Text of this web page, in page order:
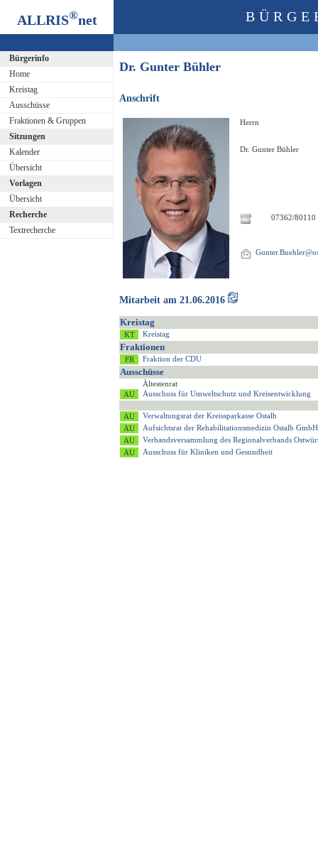
ALLRIS®net
Bürgerinfo
Home
Kreistag
Ausschüsse
Fraktionen & Gruppen
Sitzungen
Kalender
Übersicht
Vorlagen
Übersicht
Recherche
Textrecherche
Dr. Gunter Bühler
Anschrift
Herrn
Dr. Gunter Bühler
07362/80110
Mitarbeit am 21.06.2016
Kreistag
Kreistag
Fraktionen
Fraktion der CDU
Ausschüsse
Ältestenrat
Ausschuss für Umweltschutz und Kreisentwicklung
Verwaltungsrat der Kreissparkasse Ostalb
Aufsichtsrat der Rehabilitationsmedizin Ostalb GmbH
Verbandsversammlung des Regionalverbands
Ausschuss für Kliniken und Gesundheit